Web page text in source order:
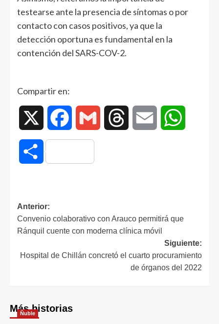
testearse ante la presencia de síntomas o por
contacto con casos positivos, ya que la
detección oportuna es fundamental en la
contención del SARS-COV-2.
Compartir en:
Facebook Gmail Threads Email
Compartir
Anterior:
Convenio colaborativo con Arauco permitirá que
Ránquil cuente con moderna clínica móvil
Siguiente:
Hospital de Chillán concretó el cuarto procuramiento
de órganos del 2022
Más historias
Ñuble